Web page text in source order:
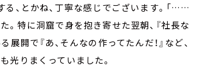
、とかね、丁寧な感じでございます。「……
特に洞窟で身を抱き寄せた翌朝、『社長な
開で『あ、そんなの作ってたんだ！』など、
光りまくっていました。